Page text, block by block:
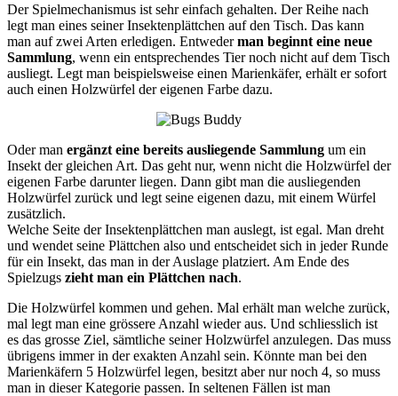
Der Spielmechanismus ist sehr einfach gehalten. Der Reihe nach
legt man eines seiner Insektenplättchen auf den Tisch. Das kann
man auf zwei Arten erledigen. Entwederman beginnt eine neue
Sammlung, wenn ein entsprechendes Tier noch nicht auf dem Tisch
ausliegt. Legt man beispielsweise einen Marienkäfer, erhält er sofort
auch einen Holzwürfel der eigenen Farbe dazu.
Oder man ergänzt eine bereits ausliegende Sammlung um ein
Insekt der gleichen Art. Das geht nur, wenn nicht die Holzwürfel der
eigenen Farbe darunter liegen. Dann gibt man die ausliegenden
Holzwürfel zurück und legt seine eigenen dazu, mit einem Würfel
zusätzlich.
Welche Seite der Insektenplättchen man auslegt, ist egal. Man dreht
und wendet seine Plättchen also und entscheidet sich in jeder Runde
für ein Insekt, das man in der Auslage platziert. Am Ende des
Spielzugs zieht man ein Plättchen nach.
Die Holzwürfel kommen und gehen. Mal erhält man welche zurück,
mal legt man eine grössere Anzahl wieder aus. Und schliesslich ist
es das grosse Ziel, sämtliche seiner Holzwürfel anzulegen. Das muss
übrigens immer in der exakten Anzahl sein. Könnte man bei den
Marienkäfern 5 Holzwürfel legen, besitzt aber nur noch 4, so muss
man in dieser Kategorie passen. In seltenen Fällen ist man